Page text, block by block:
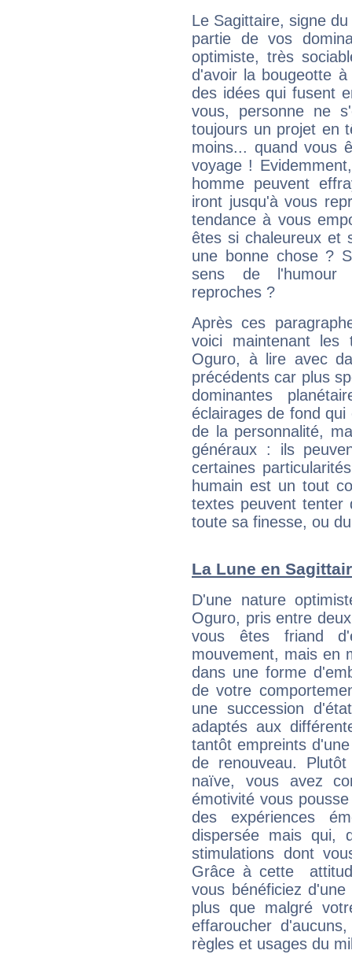
Le Sagittaire, signe
partie de vos
optimiste, très
d'avoir la bougeotte
des idées qui fusent
vous, personne ne
toujours un projet en
moins... quand vous
voyage !
homme peuvent
iront jusqu'à vous
tendance à vous
êtes si chaleureux et
une bonne chose ?
sens de l'humour
reproches ?
Après ces
voici maintenant les
Oguro, à lire avec
précédents car plus
dominantes
éclairages de fond
de la personnalité,
généraux : ils
certaines
humain est un tout
textes peuvent tenter
toute sa finesse, ou
La Lune en
D'une nature
Oguro, pris entre
vous êtes friand
mouvement, mais en
dans une forme
de votre
une succession
adaptés aux
tantôt empreints
de renouveau.
naïve, vous avez
émotivité vous
des expériences
dispersée mais qui,
stimulations dont
Grâce à cette
vous bénéficiez
plus que malgré
effaroucher
règles et usages du